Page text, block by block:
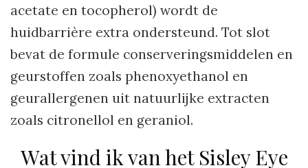
acetate en tocopherol) wordt de
huidbarrière extra ondersteund. Tot slot
bevat de formule conserveringsmiddelen en
geurstoffen zoals phenoxyethanol en
geurallergenen uit natuurlijke extracten
zoals citronellol en geraniol.
Wat vind ik van het Sisley Eye